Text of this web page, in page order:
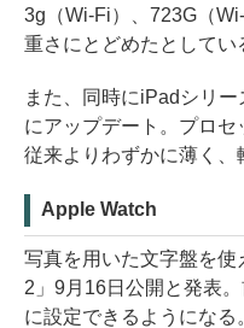
3g（Wi-Fi）、723G（
重さにとどめたとしてい
また、同時にiPadシリー
にアップデート。プロセ
従来よりわずかに薄く、
Apple Watch
写真を用いた文字盤を
2」9月16日公開と発表
に設定できるようになる